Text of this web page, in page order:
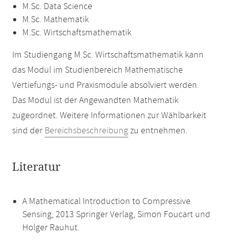
M.Sc. Data Science
M.Sc. Mathematik
M.Sc. Wirtschaftsmathematik
Im Studiengang M.Sc. Wirtschaftsmathematik kann
das Modul im Studienbereich Mathematische
Vertiefungs- und Praxismodule absolviert werden.
Das Modul ist der Angewandten Mathematik
zugeordnet. Weitere Informationen zur Wählbarkeit
sind der Bereichsbeschreibungzu entnehmen.
Literatur
A Mathematical Introduction to Compressive
Sensing, 2013 Springer Verlag, Simon Foucart und
Holger Rauhut.